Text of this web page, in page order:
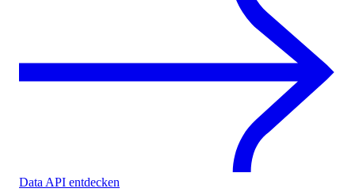
Data API entdecken